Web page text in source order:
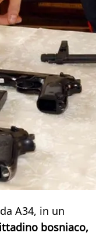
A34, in un
bosniaco,